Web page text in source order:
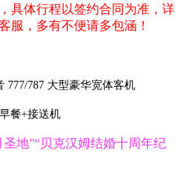
具体行程以签约合同为准，详
服，多有不便请多包涵！
787 大型豪华宽体客机
餐+接送机
地”“贝克汉姆结婚十周年纪